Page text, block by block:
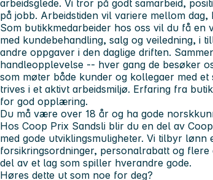
arbeidsglede. Vi tror på godt samarbeid,
på jobb. Arbeidstiden vil variere mellom
Som butikkmedarbeider hos oss vil du få en
med kundebehandling, salg og veiledning, i
andre oppgaver i den daglige driften.
handleopplevelse -- hver gang de besøker
som møter både kunder og kollegaer med
trives i et aktivt arbeidsmiljø. Erfaring fra
for god opplæring.
Du må være over 18 år og ha gode
Hos Coop Prix Sandsli blir du en del av
med gode utviklingsmuligheter. Vi tilbyr
forsikringsordninger, personalrabatt og
del av et lag som spiller hverandre gode.
Høres dette ut som noe for deg?